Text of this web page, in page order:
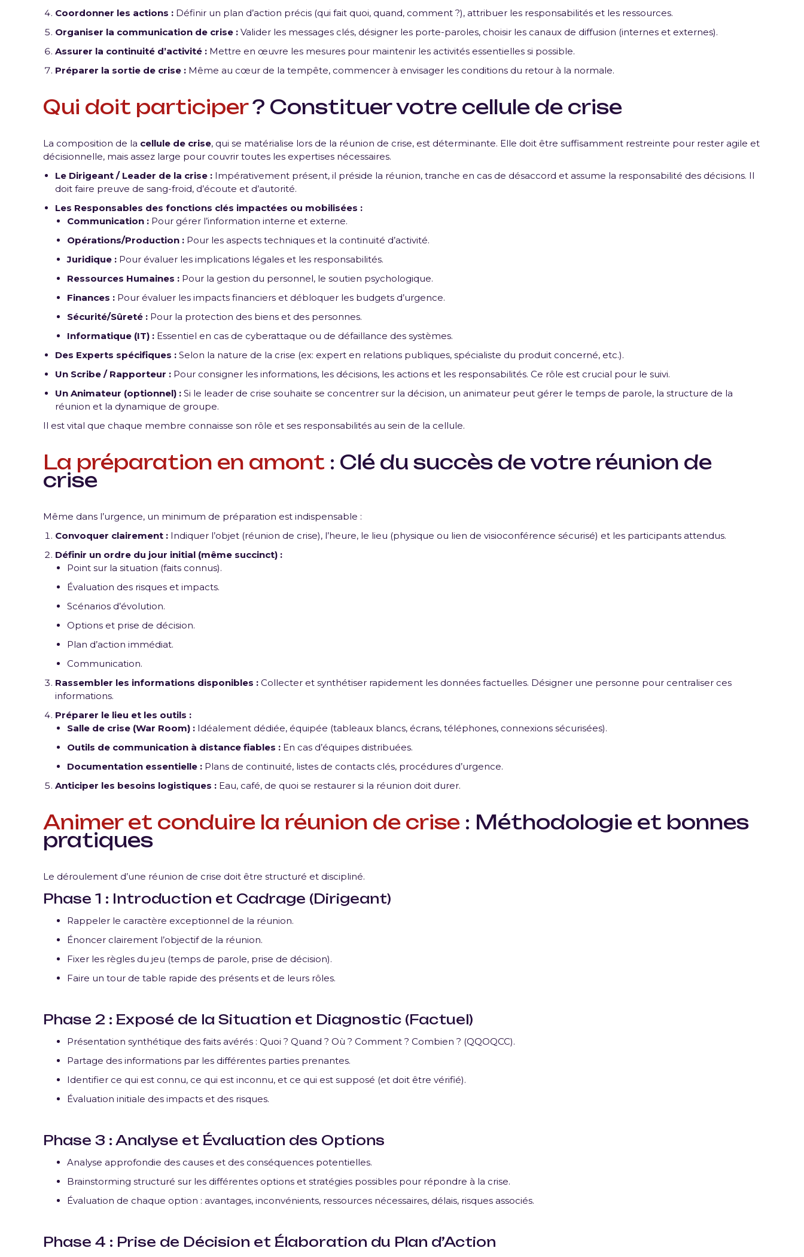
Coordonner les actions : Définir un plan d’action précis (qui fait quoi, quand, comment ?), attribuer les responsabilités et les ressources.
Organiser la communication de crise : Valider les messages clés, désigner les porte-paroles, choisir les canaux de diffusion (internes et externes).
Assurer la continuité d’activité : Mettre en œuvre les mesures pour maintenir les activités essentielles si possible.
Préparer la sortie de crise : Même au cœur de la tempête, commencer à envisager les conditions du retour à la normale.
Qui doit participer? Constituer votre cellule de crise
La composition de la cellule de crise, qui se matérialise lors de la réunion de crise, est déterminante. Elle doit être suffisamment restreinte pour rester agile et
décisionnelle, mais assez large pour couvrir toutes les expertises nécessaires.
Le Dirigeant / Leader de la crise : Impérativement présent, il préside la réunion, tranche en cas de désaccord et assume la responsabilité des décisions. Il
doit faire preuve de sang-froid, d’écoute et d’autorité.
Les Responsables des fonctions clés impactées ou mobilisées :
Communication : Pour gérer l’information interne et externe.
Opérations/Production : Pour les aspects techniques et la continuité d’activité.
Juridique : Pour évaluer les implications légales et les responsabilités.
Ressources Humaines : Pour la gestion du personnel, le soutien psychologique.
Finances : Pour évaluer les impacts financiers et débloquer les budgets d’urgence.
Sécurité/Sûreté : Pour la protection des biens et des personnes.
Informatique (IT) : Essentiel en cas de cyberattaque ou de défaillance des systèmes.
Des Experts spécifiques : Selon la nature de la crise (ex: expert en relations publiques, spécialiste du produit concerné, etc.).
Un Scribe / Rapporteur : Pour consigner les informations, les décisions, les actions et les responsabilités. Ce rôle est crucial pour le suivi.
Un Animateur (optionnel) : Si le leader de crise souhaite se concentrer sur la décision, un animateur peut gérer le temps de parole, la structure de la
réunion et la dynamique de groupe.
Il est vital que chaque membre connaisse son rôle et ses responsabilités au sein de la cellule.
La préparation en amont : Clé du succès de votre réunion de
crise
Même dans l’urgence, un minimum de préparation est indispensable :
Convoquer clairement : Indiquer l’objet (réunion de crise), l’heure, le lieu (physique ou lien de visioconférence sécurisé) et les participants attendus.
Définir un ordre du jour initial (même succinct) :
Point sur la situation (faits connus).
Évaluation des risques et impacts.
Scénarios d’évolution.
Options et prise de décision.
Plan d’action immédiat.
Communication.
Rassembler les informations disponibles : Collecter et synthétiser rapidement les données factuelles. Désigner une personne pour centraliser ces
informations.
Préparer le lieu et les outils :
Salle de crise (War Room) : Idéalement dédiée, équipée (tableaux blancs, écrans, téléphones, connexions sécurisées).
Outils de communication à distance fiables : En cas d’équipes distribuées.
Documentation essentielle : Plans de continuité, listes de contacts clés, procédures d’urgence.
Anticiper les besoins logistiques : Eau, café, de quoi se restaurer si la réunion doit durer.
Animer et conduire la réunion de crise : Méthodologie et bonnes
pratiques
Le déroulement d’une réunion de crise doit être structuré et discipliné.
Phase 1 : Introduction et Cadrage (Dirigeant)
Rappeler le caractère exceptionnel de la réunion.
Énoncer clairement l’objectif de la réunion.
Fixer les règles du jeu (temps de parole, prise de décision).
Faire un tour de table rapide des présents et de leurs rôles.
Phase 2 : Exposé de la Situation et Diagnostic (Factuel)
Présentation synthétique des faits avérés : Quoi ? Quand ? Où ? Comment ? Combien ? (QQOQCC).
Partage des informations par les différentes parties prenantes.
Identifier ce qui est connu, ce qui est inconnu, et ce qui est supposé (et doit être vérifié).
Évaluation initiale des impacts et des risques.
Phase 3 : Analyse et Évaluation des Options
Analyse approfondie des causes et des conséquences potentielles.
Brainstorming structuré sur les différentes options et stratégies possibles pour répondre à la crise.
Évaluation de chaque option : avantages, inconvénients, ressources nécessaires, délais, risques associés.
Phase 4 : Prise de Décision et Élaboration du Plan d’Action